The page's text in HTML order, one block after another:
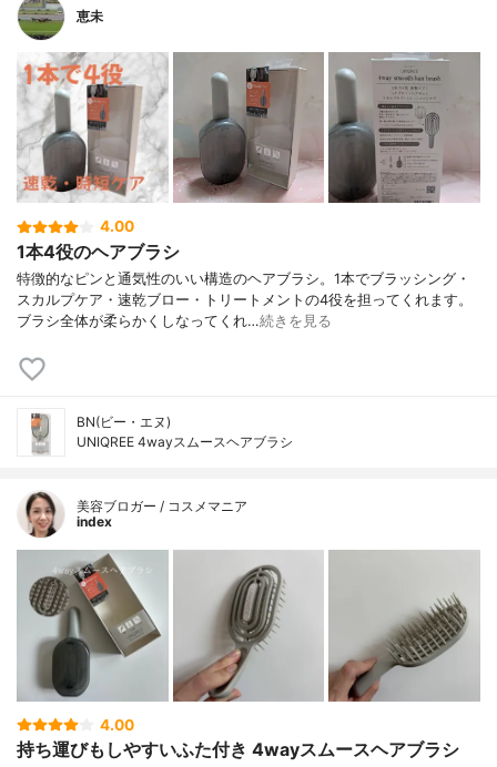
恵未
4.00
1本4役のヘアブラシ
特徴的なピンと通気性のいい構造のヘアブラシ。1本でブラッシング・
スカルプケア・速乾ブロー・トリートメントの4役を担ってくれます。
ブラシ全体が柔らかくしなってくれ…続きを見る
BN(ビー・エヌ)
UNIQREE 4wayスムースヘアブラシ
美容ブロガー / コスメマニア
index
4.00
持ち運びもしやすいふた付き 4wayスムースヘアブラシ